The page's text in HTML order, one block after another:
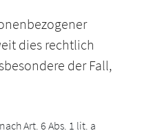
dies rechtlich
der Fall,
Art. 6 Abs. 1 lit. a